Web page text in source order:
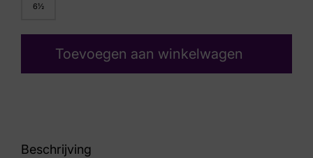
6½
Toevoegen aan winkelwagen
Beschrijving